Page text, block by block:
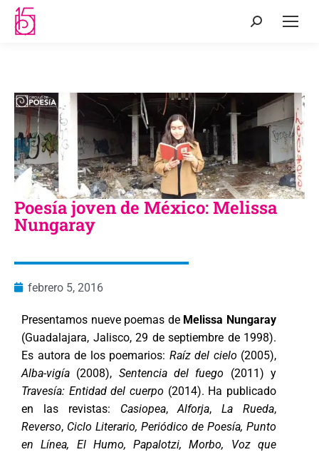
Poesía joven de México: Melissa
Nungaray
febrero 5, 2016
Presentamos nueve poemas de Melissa Nungaray
(Guadalajara, Jalisco, 29 de septiembre de 1998).
Es autora de los poemarios: Raíz del cielo (2005),
Alba-vigía (2008), Sentencia del fuego (2011) y
Travesía: Entidad del cuerpo (2014). Ha publicado
en las revistas: Casiopea,Alforja,La Rueda,
Reverso, Ciclo Literario, Periódico de Poesía, Punto
en Línea, El Humo, Papalotzi, Morbo, Voz que